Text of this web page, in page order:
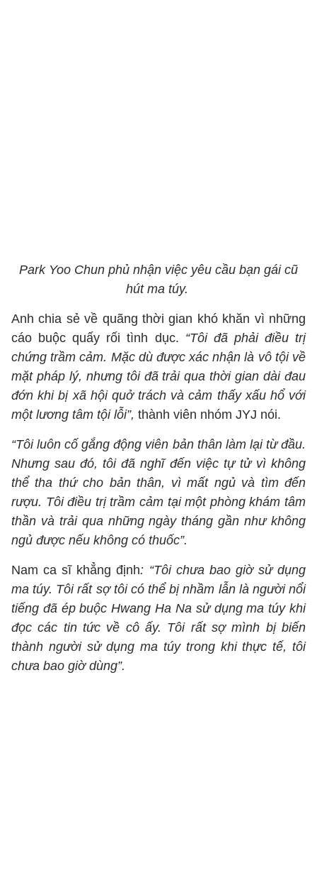
Park Yoo Chun phủ nhận việc yêu cầu bạn gái cũ
hút ma túy.
Anh chia sẻ về quãng thời gian khó khăn vì những
cáo buộc quấy rối tình dục. “Tôi đã phải điều trị
chứng trầm cảm. Mặc dù được xác nhận là vô tội về
mặt pháp lý, nhưng tôi đã trải qua thời gian dài đau
đớn khi bị xã hội quở trách và cảm thấy xấu hổ với
một lương tâm tội lỗi”, thành viên nhóm JYJ nói.
“Tôi luôn cố gắng động viên bản thân làm lại từ đầu.
Nhưng sau đó, tôi đã nghĩ đến việc tự tử vì không
thể tha thứ cho bản thân, vì mất ngủ và tìm đến
rượu. Tôi điều trị trầm cảm tại một phòng khám tâm
thần và trải qua những ngày tháng gần như không
ngủ được nếu không có thuốc”.
Nam ca sĩ khẳng định: “Tôi chưa bao giờ sử dụng
ma túy. Tôi rất sợ tôi có thể bị nhầm lẫn là người nổi
tiếng đã ép buộc Hwang Ha Na sử dụng ma túy khi
đọc các tin tức về cô ấy. Tôi rất sợ mình bị biến
thành người sử dụng ma túy trong khi thực tế, tôi
chưa bao giờ dùng”.